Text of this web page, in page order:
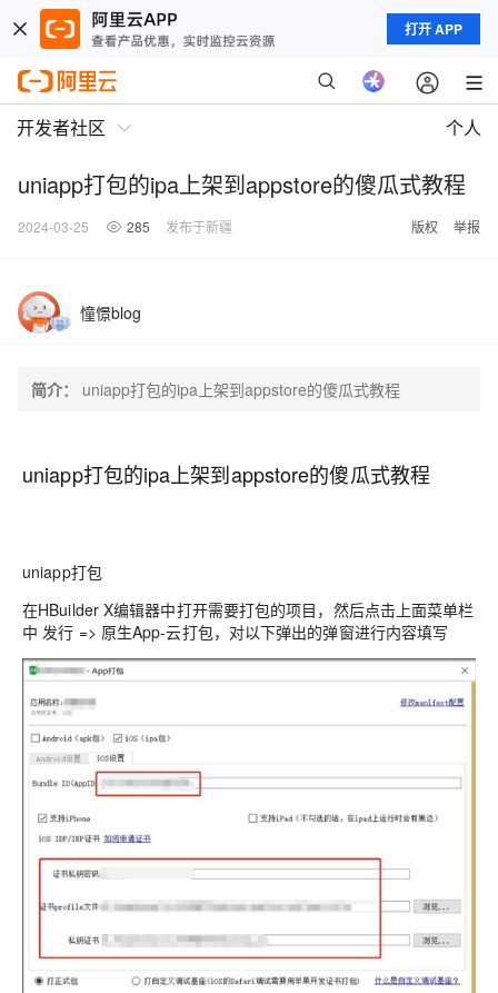
打开 APP
开发者社区 个人
uniapp打包的ipa上架到appstore的傻瓜式教程
2024-03-25 285 发布于新疆 版权 举报
憧憬blog
简介： uniapp打包的ipa上架到appstore的傻瓜式教程
uniapp打包的ipa上架到appstore的傻瓜式教程
uniapp打包
在HBuilder X编辑器中打开需要打包的项目，然后点击上面菜单栏
中 发行 => 原生App-云打包，对以下弹出的弹窗进行内容填写